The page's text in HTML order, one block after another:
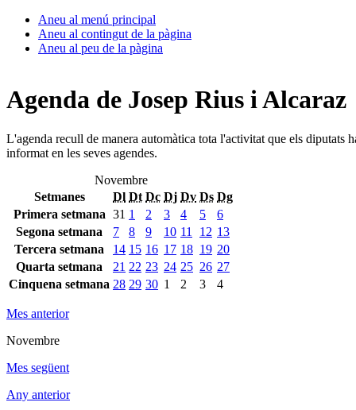
Aneu al menú principal
Aneu al contingut de la pàgina
Aneu al peu de la pàgina
Agenda de Josep Rius i Alcaraz
L'agenda recull de manera automàtica tota l'activitat que els diputats
informat en les seves agendes.
Novembre
Setmanes
Dl Dt Dc Dj Dv Ds Dg
Primera setmana 31 1 2 3 4 5
6
Segona setmana
7 8 9 10 11 12 13
Tercera setmana
14 15 16 17 18 19 20
Quarta setmana
21 22 23 24 25 26 27
Cinquena setmana 28 29 30 1 2 3 4
Mes anterior
Novembre
Mes següent
Any anterior